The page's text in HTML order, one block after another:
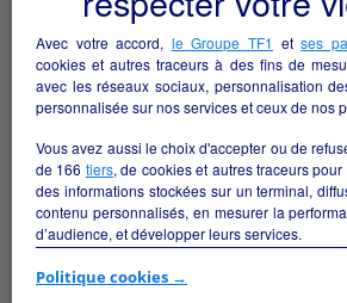
Avec votre accord, le Groupe TF1 etses
cookies et autres traceurs à des fins de
avec les réseaux sociaux, personnalisation
personnalisée sur nos services et ceux de nos
Vous avez aussi le choix d'accepter ou de
de 166 tiers, de cookies et autres traceurs
des informations stockées sur un terminal,
contenu personnalisés, en mesurer la
d’audience, et développer leurs services.
Si vous continuez sans accepter, les
Politique cookies →